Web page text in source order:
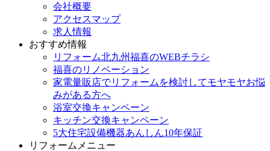
会社概要
アクセスマップ
求人情報
おすすめ情報
リフォーム北九州福喜のWEBチラシ
福喜のリノベーション
家電量販店でリフォームを検討してモヤモヤお悩
みがある方へ
浴室交換キャンペーン
キッチン交換キャンペーン
5大住宅設備機器あんしん10年保証
リフォームメニュー